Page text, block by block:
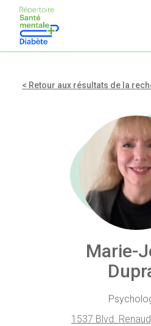
< Retour aux résultats de la
Marie-
1537 Blvd.